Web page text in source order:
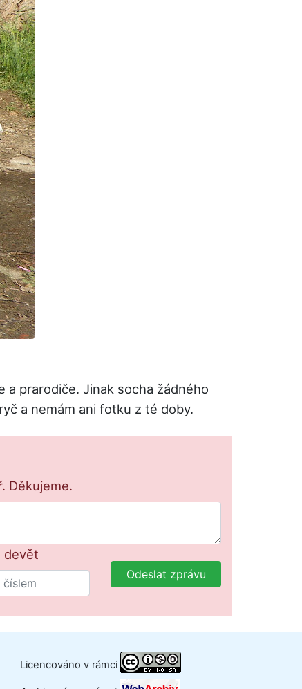
a prarodiče. Jinak socha žádného
a nemám ani fotku z té doby.
Děkujeme.
devět
Odeslat zprávu
Licencováno v rámci